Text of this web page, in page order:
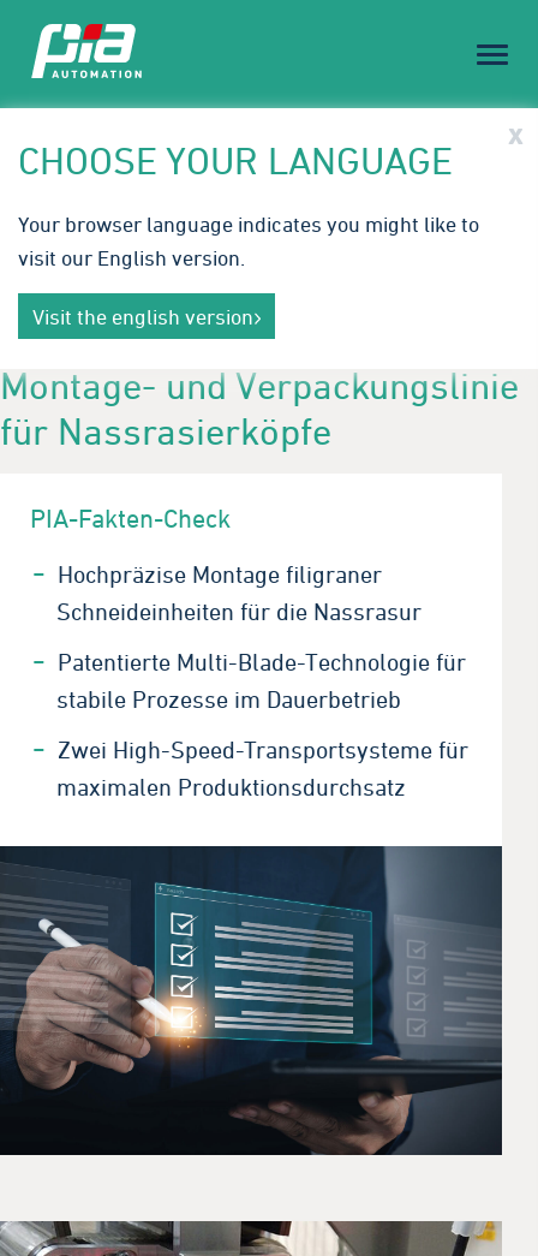
Toggle
Stufe der Automation.
Mit intelligenter, adaptiver Robotik schaffen wir
neue Effizienz‑ und Flexibilitätsstandards für die
Produktion von morgen.
Mehr erfahren
Montage- und Verpackungslinie
für Nassrasierköpfe
PIA-Fakten-Check
Hochpräzise Montage filigraner
Schneideinheiten für die Nassrasur
Patentierte Multi-Blade-Technologie für
stabile Prozesse im Dauerbetrieb
Zwei High-Speed-Transportsysteme für
maximalen Produktionsdurchsatz
CHOOSE YOUR LANGUAGE
Your browser language indicates you might like to
visit our English version.
Visit the english version
x